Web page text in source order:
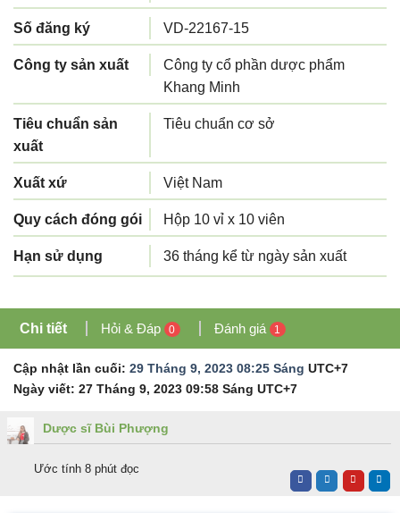
Số đăng ký VD-22167-15
Công ty sản xuất
Công ty cổ phần dược phẩm
Khang Minh
Tiêu chuẩn sản
xuất
Tiêu chuẩn cơ sở
Xuất xứ Việt Nam
Quy cách đóng gói Hộp 10 vỉ x 10 viên
Hạn sử dụng 36 tháng kể từ ngày sản xuất
Chi tiết Hỏi & Đáp 0 Đánh giá 1
Cập nhật lần cuối: 29 Tháng 9, 2023 08:25 Sáng UTC+7
Ngày viết: 27 Tháng 9, 2023 09:58 Sáng UTC+7
Dược sĩ Bùi Phượng
Ước tính 8 phút đọc